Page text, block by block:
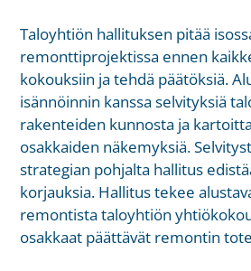
Taloyhtiön hallituksen pitää
remonttiprojektissa ennen
kokouksiin ja tehdä päätöksiä.
isännöinnin kanssa selvityksiä
rakenteiden kunnosta ja
osakkaiden näkemyksiä.
strategian pohjalta hallitus
korjauksia. Hallitus tekee
remontista taloyhtiön
osakkaat päättävät remontin